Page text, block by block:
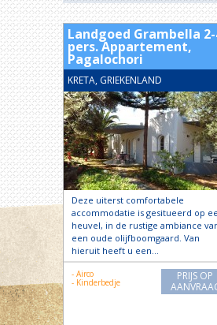
Landgoed Grambella
pers. Appartement,
Pagalochori
KRETA, GRIEKENLAND
Deze uiterst comfortabele
accommodatie is gesitueerd op
heuvel, in de rustige ambiance
een oude olijfboomgaard. Van
hieruit heeft u een…
- Airco
- Kinderbedje
PRIJS OP